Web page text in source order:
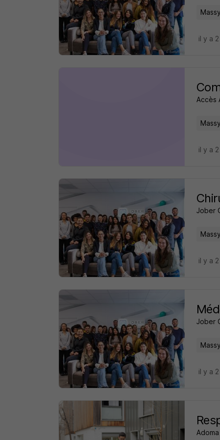
il y a
Accès
il y a
Jober
il y a
Jober
il y a
Adoma